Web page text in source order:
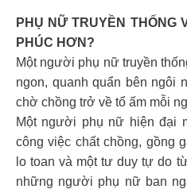
PHỤ NỮ TRUYỀN THỐNG
PHÚC HƠN?
Một người phụ nữ truyền
ngon, quanh quẩn bên ngôi
chờ chồng trở về tổ ấm mỗi
Một người phụ nữ hiện đại
công việc chất chồng, gồng
lo toan và một tư duy tự do
những người phụ nữ ban